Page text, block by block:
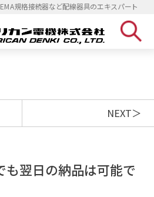
規格接続器など配線器具のエキスパート
NEXT
も翌日の納品は可能で